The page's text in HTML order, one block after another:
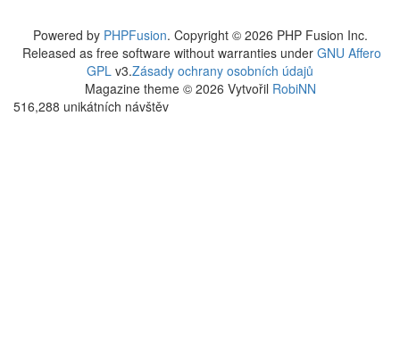
Powered by PHPFusion. Copyright © 2026 PHP Fusion Inc.
Released as free software without warranties under GNU Affero
GPL v3.Zásady ochrany osobních údajů
Magazine theme © 2026 Vytvořil RobiNN
516,288 unikátních návštěv